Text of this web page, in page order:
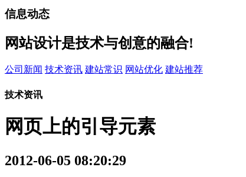
信息动态
网站设计是技术与创意的融合!
公司新闻 技术资讯 建站常识 网站优化 建站推荐
技术资讯
网页上的引导元素
2012-06-05 08:20:29